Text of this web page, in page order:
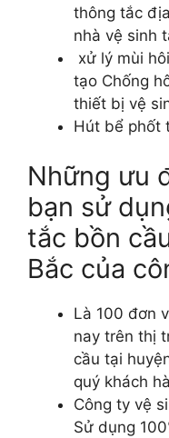
thông tắc
nhà vệ sinh
xử lý mùi
tạo Chống
thiết bị vệ
Hút bể phốt
Những ưu
bạn sử
tắc bồn
Bắc của
Là 100 đơn
nay trên thị
cầu tại
quý khách
Công ty vệ
Sử dụng